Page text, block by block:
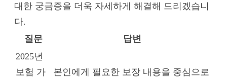
대한 궁금증을 더욱 자세하게 해결해 드리겠습니
다.
질문
답변
2025년
보험 가
본인에게 필요한 보장 내용을 중심으로